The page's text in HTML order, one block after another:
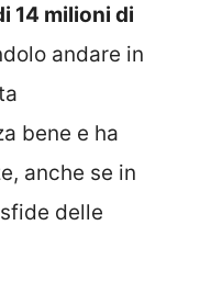
14 milioni di
andare in
bene e ha
anche se in
delle